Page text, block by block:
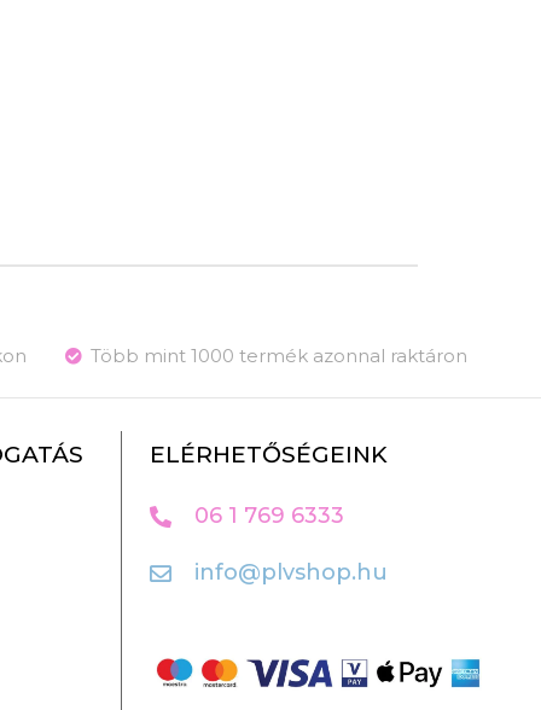
Több mint 1000 termék azonnal raktáron
ELÉRHETŐSÉGEINK
06 1 769 6333
info@plvshop.hu